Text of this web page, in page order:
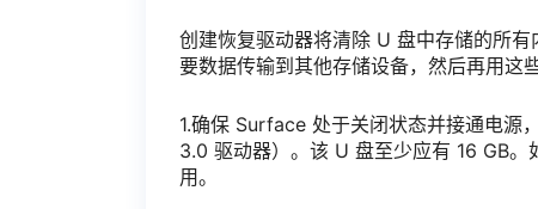
创建恢复驱动器将清除 U 盘中存储的所
要数据传输到其他存储设备，然后再用这
1.确保 Surface 处于关闭状态并接通电源
3.0 驱动器）。该 U 盘至少应有 16 GB
用。